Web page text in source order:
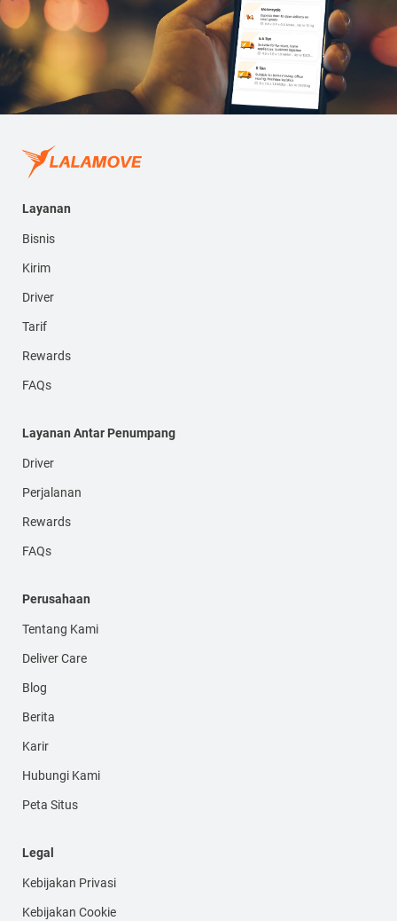
Layanan
Bisnis
Kirim
Driver
Tarif
Rewards
FAQs
Layanan Antar Penumpang
Driver
Perjalanan
Rewards
FAQs
Perusahaan
Tentang Kami
Deliver Care
Blog
Berita
Karir
Hubungi Kami
Peta Situs
Legal
Kebijakan Privasi
Kebijakan Cookie